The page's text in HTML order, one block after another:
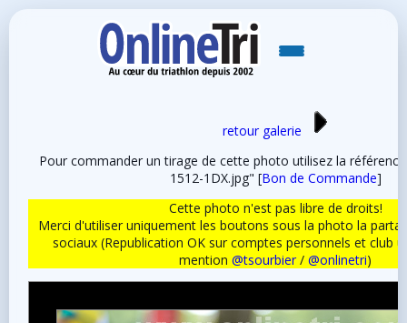
retour galerie
Pour commander un tirage de cette photo utilisez la
1512-1DX.jpg" [Bon de Commande]
Cette photo n'est pas libre de droits!
Merci d'utiliser uniquement les boutons sous la photo la
sociaux (Republication OK sur comptes personnels et club
mention @tsourbier/ @onlinetri)